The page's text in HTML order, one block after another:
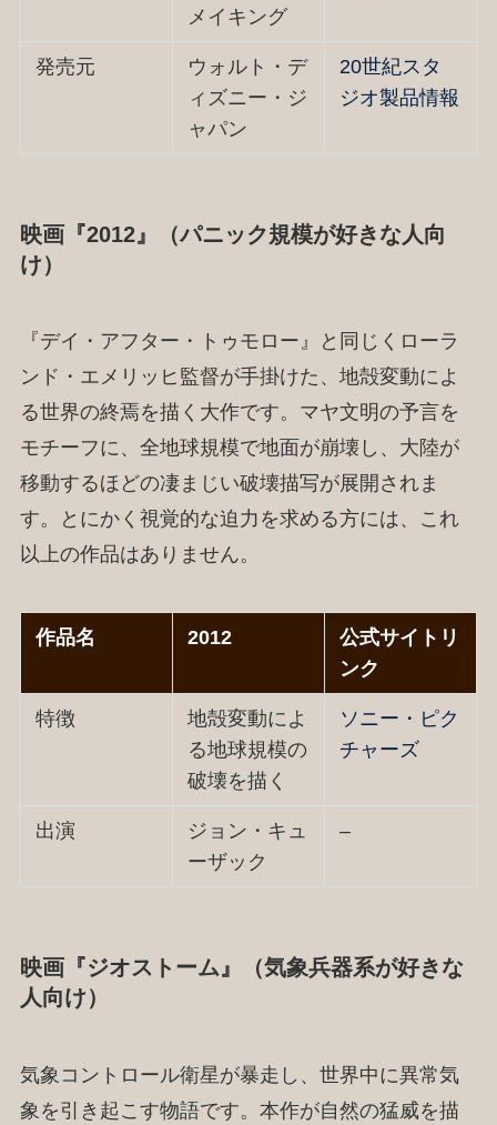
メイキング
発売元
ウォルト・デ
ィズニー・ジ
ャパン
20世紀スタ
ジオ製品情報
映画『2012』（パニック規模が好きな人向
け）
『デイ・アフター・トゥモロー』と同じくローラ
ンド・エメリッヒ監督が手掛けた、地殻変動によ
る世界の終焉を描く大作です。マヤ文明の予言を
モチーフに、全地球規模で地面が崩壊し、大陸が
移動するほどの凄まじい破壊描写が展開されま
す。とにかく視覚的な迫力を求める方には、これ
以上の作品はありません。
作品名 2012
公式サイトリ
ンク
特徴
地殻変動によ
る地球規模の
破壊を描く
ソニー・ピク
チャーズ
出演
ジョン・キュ
ーザック
–
映画『ジオストーム』（気象兵器系が好きな
人向け）
気象コントロール衛星が暴走し、世界中に異常気
象を引き起こす物語です。本作が自然の猛威を描